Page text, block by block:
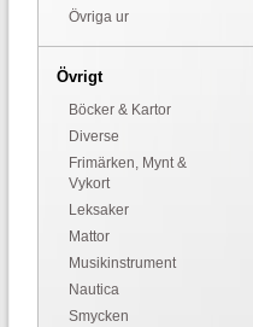
Övriga ur
Övrigt
Böcker & Kartor
Diverse
Frimärken, Mynt &
Vykort
Leksaker
Mattor
Musikinstrument
Nautica
Smycken